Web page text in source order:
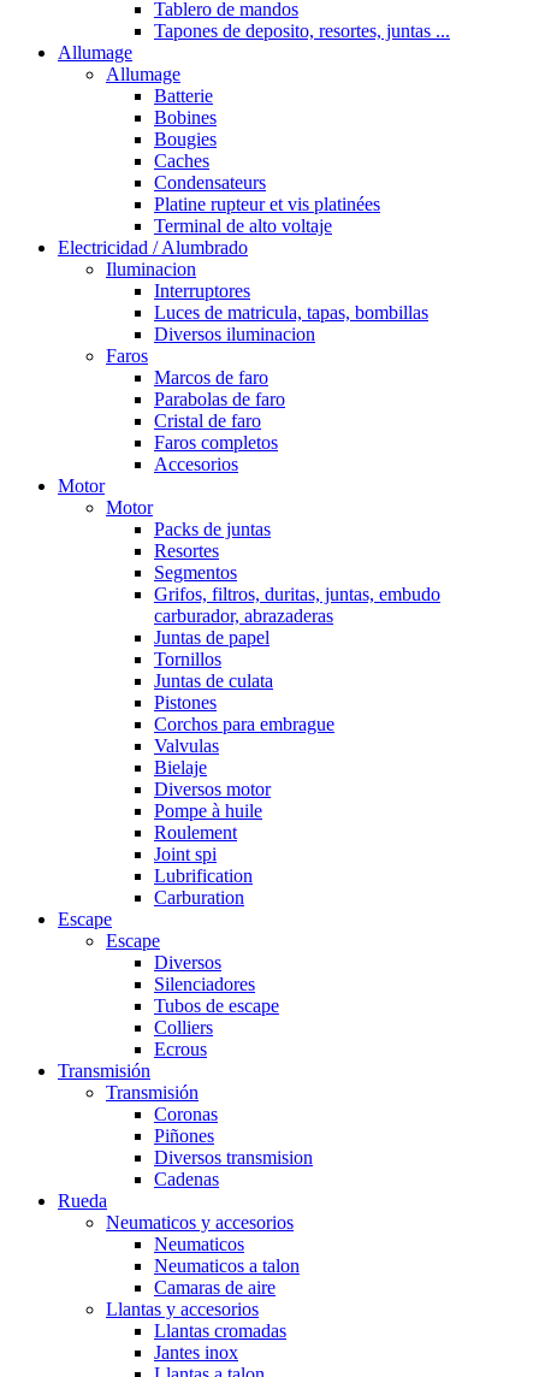
Tablero de mandos
Tapones de deposito, resortes, juntas ...
Allumage
Allumage
Batterie
Bobines
Bougies
Caches
Condensateurs
Platine rupteur et vis platinées
Terminal de alto voltaje
Electricidad / Alumbrado
Iluminacion
Interruptores
Luces de matricula, tapas, bombillas
Diversos iluminacion
Faros
Marcos de faro
Parabolas de faro
Cristal de faro
Faros completos
Accesorios
Motor
Motor
Packs de juntas
Resortes
Segmentos
Grifos, filtros, duritas, juntas, embudo
carburador, abrazaderas
Juntas de papel
Tornillos
Juntas de culata
Pistones
Corchos para embrague
Valvulas
Bielaje
Diversos motor
Pompe à huile
Roulement
Joint spi
Lubrification
Carburation
Escape
Escape
Diversos
Silenciadores
Tubos de escape
Colliers
Ecrous
Transmisión
Transmisión
Coronas
Piñones
Diversos transmision
Cadenas
Rueda
Neumaticos y accesorios
Neumaticos
Neumaticos a talon
Camaras de aire
Llantas y accesorios
Llantas cromadas
Jantes inox